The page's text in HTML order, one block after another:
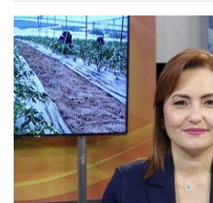
Tarım Orman Gündemi
“Tarım Orman Gündemi”
buluşturuyor…